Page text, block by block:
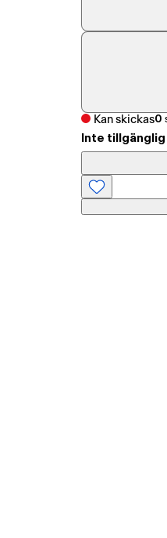
Kan skickas0
Inte tillgänglig